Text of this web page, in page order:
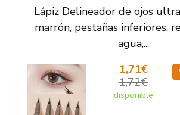
Lápiz Delineador de ojos
marrón, pestañas inferiores,
agua,...
1,71€
1,72€
disponible